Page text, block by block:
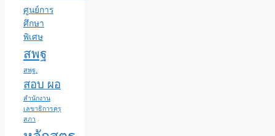
ศูนย์การ
ศึกษา
พิเศษ
สพฐ
สพฐ.
สอบ ผอ
สำนักงาน
เลขาธิการคุรุ
สภา